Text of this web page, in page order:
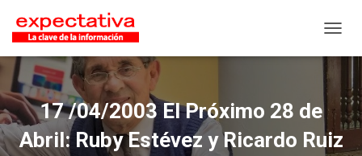
17 /04/2003 El Próximo 28 de
Abril: Ruby Estévez y Ricardo Ruiz